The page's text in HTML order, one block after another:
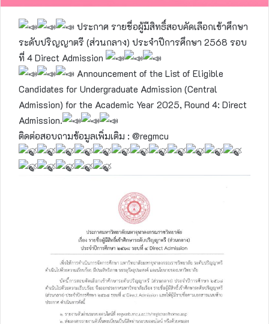
ประกาศ รายชื่อผู้มีสิทธิ์สอบคัดเลือกเข้าศึกษา
ระดับปริญญาตรี (ส่วนกลาง) ประจำปีการศึกษา 2568 รอบ
ที่ 4 Direct Admission
Announcement of the List of Eligible
Candidates for Undergraduate Admission (Central
Admission) for the Academic Year 2025, Round 4: Direct
Admission.
ติดต่อสอบถามข้อมูลเพิ่มเติม : @regmcu